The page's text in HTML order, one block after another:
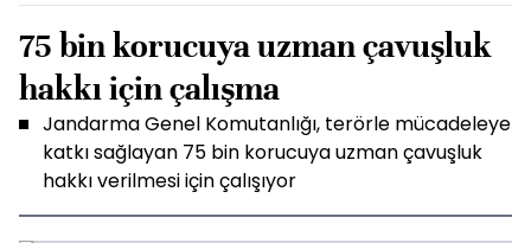
75 bin korucuya uzman çavuşluk
hakkı için çalışma
Jandarma Genel Komutanlığı, terörle mücadeleye
katkı sağlayan 75 bin korucuya uzman çavuşluk
hakkı verilmesi için çalışıyor